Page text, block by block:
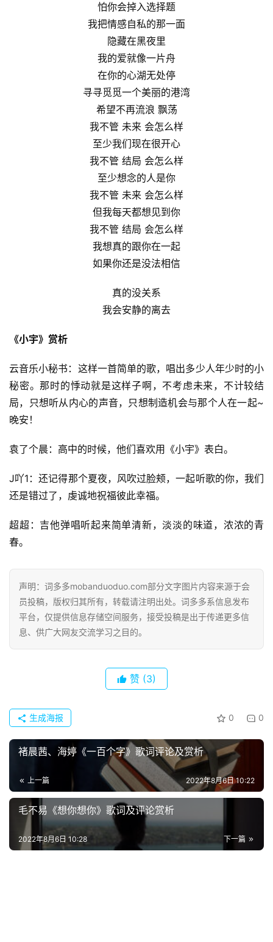
页
怕你会掉入选择题
我把情感自私的那一面
隐藏在黑夜里
我的爱就像一片舟
在你的心湖无处停
寻寻觅觅一个美丽的港湾
希望不再流浪 飘荡
我不管 未来 会怎么样
至少我们现在很开心
我不管 结局 会怎么样
至少想念的人是你
我不管 未来 会怎么样
但我每天都想见到你
我不管 结局 会怎么样
我想真的跟你在一起
如果你还是没法相信
真的没关系
我会安静的离去
《小宇》赏析
云音乐小秘书：这样一首简单的歌，唱出多少人年少时的小
秘密。那时的悸动就是这样子啊，不考虑未来，不计较结
局，只想听从内心的声音，只想制造机会与那个人在一起~
晚安！
袁了个晨：高中的时候，他们喜欢用《小宇》表白。
J吖1：还记得那个夏夜，风吹过脸颊，一起听歌的你，我们
还是错过了，虔诚地祝福彼此幸福。
超超：吉他弹唱听起来简单清新，淡淡的味道，浓浓的青
春。
声明：词多多mobanduoduo.com部分文字图片内容来源于会
员投稿，版权归其所有，转载请注明出处。词多多系信息发布
平台，仅提供信息存储空间服务，接受投稿是出于传递更多信
息、供广大网友交流学习之目的。
赞 (3)
0 0
生成海报
褚晨茜、海婷《一百个字》歌词评论及赏析
上一篇 2022年8月6日 10:22
毛不易《想你想你》歌词及评论赏析
下一篇
2022年8月6日 10:28